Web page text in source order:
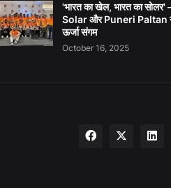
'भारत का खेल, भारत का
Solar और Puneri Paltan ने
ऊर्जा संगम
October 16, 2025